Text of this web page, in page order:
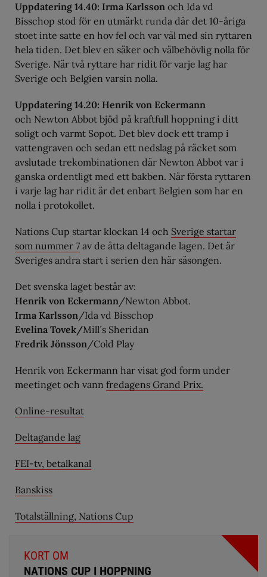
Uppdatering 14.40: Irma Karlsson och Ida vd
Bisschop stod för en utmärkt runda där det 10-åriga
stoet inte satte en hov fel och var väl med sin ryttaren
hela tiden. Det blev en säker och välbehövlig nolla för
Sverige. När två ryttare har ridit för varje lag har
Sverige och Belgien varsin nolla.
Uppdatering 14.20: Henrik von Eckermann
och Newton Abbot bjöd på kraftfull hoppning i ditt
soligt och varmt Sopot. Det blev dock ett tramp i
vattengraven och sedan ett nedslag på räcket som
avslutade trekombinationen där Newton Abbot var i
ganska ordentligt med ett bakben. När första ryttaren
i varje lag har ridit är det enbart Belgien som har en
nolla i protokollet.
Nations Cup startar klockan 14 och Sverige startar
som nummer 7 av de åtta deltagande lagen. Det är
Sveriges andra start i serien den här säsongen.
Det svenska laget består av:
Henrik von Eckermann/Newton Abbot.
Irma Karlsson/Ida vd Bisschop
Evelina Tovek/Mill´s Sheridan
Fredrik Jönsson/Cold Play
Henrik von Eckermann har visat god form under
meetinget och vann fredagens Grand Prix.
Online-resultat
Deltagande lag
FEI-tv, betalkanal
Banskiss
Totalställning, Nations Cup
KORT OM
NATIONS CUP I HOPPNING